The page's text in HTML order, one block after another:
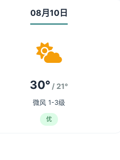
08月10日
30° / 21°
微风 1-3级
优